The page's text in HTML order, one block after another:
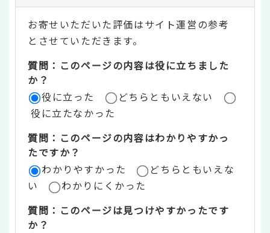
テ
ン
ツ
評
価
リ
ア
お寄せいただいた評価はサイト運営の参考
とさせていただきます。
質問：このページの内容は役に立ちました
か？
役に立った
どちらともいえない
役に立たなかった
質問：このページの内容はわかりやすかっ
たですか？
わかりやすかった
どちらともいえな
い
わかりにくかった
質問：このページは見つけやすかったです
か？